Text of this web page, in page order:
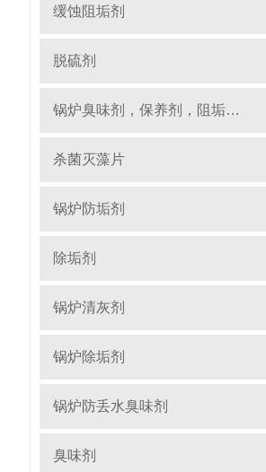
缓蚀阻垢剂
脱硫剂
锅炉臭味剂，保养剂，阻垢剂，缓蚀剂，水质稳定剂，防垢剂、清洗剂、除氧剂、放丢水剂、灭藻剂
杀菌灭藻片
锅炉防垢剂
除垢剂
锅炉清灰剂
锅炉除垢剂
锅炉防丢水臭味剂
臭味剂